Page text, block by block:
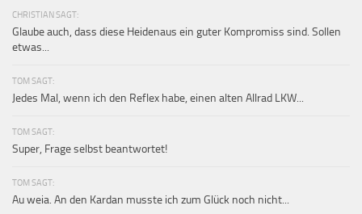
CHRISTIAN SAGT:
Glaube auch, dass diese Heidenaus ein guter Kompromiss sind. Sollen
etwas...
TOM SAGT:
Jedes Mal, wenn ich den Reflex habe, einen alten Allrad LKW...
TOM SAGT:
Super, Frage selbst beantwortet!
TOM SAGT:
Au weia. An den Kardan musste ich zum Glück noch nicht...